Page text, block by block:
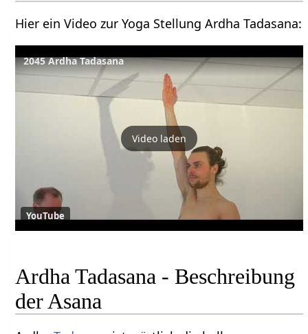
Hier ein Video zur Yoga Stellung Ardha Tadasana:
2045 Ardha Tadasana
Video laden
YouTube
Ardha Tadasana - Beschreibung
der Asana